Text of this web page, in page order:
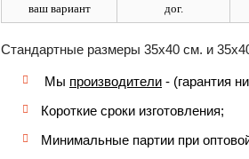
ваш вариант дог.
Стандартные размеры 35х40 см. и
Мы производители - (гарантия
Короткие сроки изготовления;
Минимальные партии при